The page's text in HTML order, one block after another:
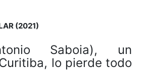
(2021)
Saboia), un
lo pierde todo